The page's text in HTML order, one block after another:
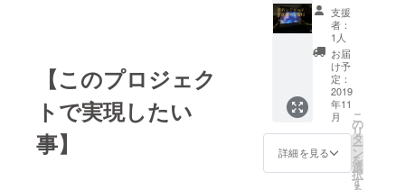
【このプロジェク
トで実現したい
事】
出来る
権利 イ
ベント
に参加
出来る
権利で
す。炊
き出し
のお食
事もご
用意い
たしま
す。 備
支援
者：
1人
お届
け予
定：
2019
年11
月
詳細を見る
こ
の
リ
タ
ー
ン
を
選
択
す